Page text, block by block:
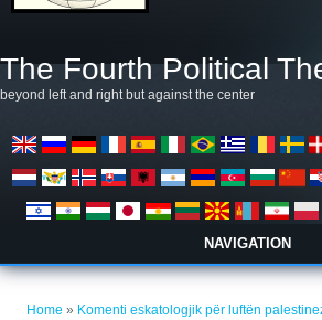
The Fourth Political
beyond left and right but against the center
NAVIGATION
Home » Komenti eskatologjik për luftën